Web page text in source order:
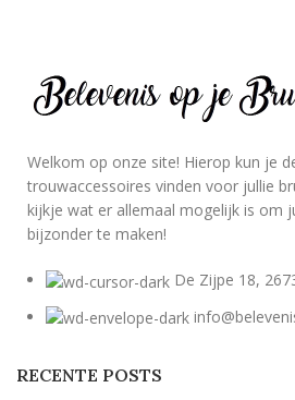
Welkom op onze site! Hierop kun je
trouwaccessoires vinden voor jullie
kijkje wat er allemaal mogelijk is om
bijzonder te maken!
De Zijpe 18,
RECENTE POSTS